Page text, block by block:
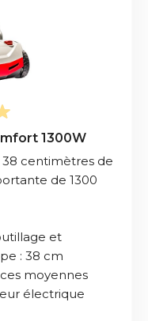
1300W
centimètres de
de 1300
et
: 38 cm
moyennes
électrique